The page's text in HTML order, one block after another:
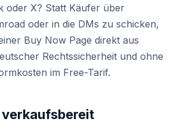
oder X? Statt Käufer über
oder in die DMs zu schicken,
Buy Now Page direkt aus
Rechtssicherheit und ohne
im Free-Tarif.
verkaufsbereit